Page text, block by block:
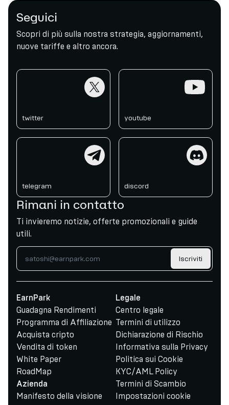
Seguici
Scopri di più sulla nostra strategia, aggiornamenti,
nuove tariffe e altro ancora.
twitter youtube
telegram discord
Rimani in contatto
Ti invieremo notizie, offerte promozionali e guide
utili.
Iscriviti
EarnPark
Guadagna Rendimenti
Programma di Affiliazione
Acquista cripto
Vendita di token
White Paper
RoadMap
Azienda
Manifesto della visione
Legale
Centro legale
Termini di utilizzo
Dichiarazione di Rischio
Informativa sulla Privacy
Politica sui Cookie
KYC/AML Policy
Termini di Scambio
Impostazioni cookie